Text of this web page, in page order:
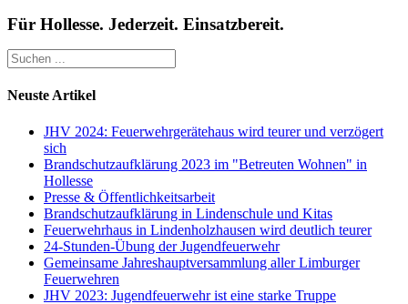
Für Hollesse. Jederzeit. Einsatzbereit.
Neuste Artikel
JHV 2024: Feuerwehrgerätehaus wird teurer und verzögert
sich
Brandschutzaufklärung 2023 im "Betreuten Wohnen" in
Hollesse
Presse & Öffentlichkeitsarbeit
Brandschutzaufklärung in Lindenschule und Kitas
Feuerwehrhaus in Lindenholzhausen wird deutlich teurer
24-Stunden-Übung der Jugendfeuerwehr
Gemeinsame Jahreshauptversammlung aller Limburger
Feuerwehren
JHV 2023: Jugendfeuerwehr ist eine starke Truppe